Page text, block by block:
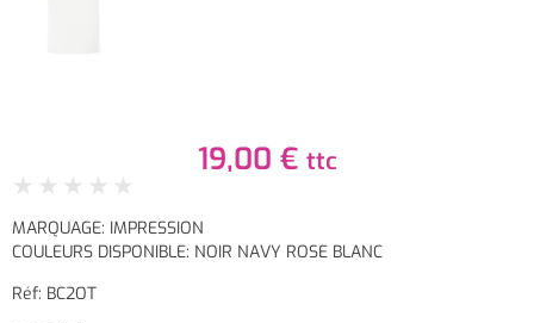
19,00 € ttc
★ ★ ★ ★ ★
MARQUAGE: IMPRESSION
COULEURS DISPONIBLE: NOIR NAVY ROSE BLANC
Réf: BC2OT